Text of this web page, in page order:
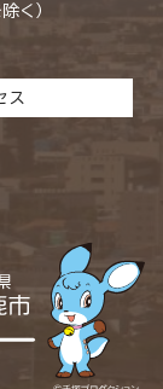
く）
ス